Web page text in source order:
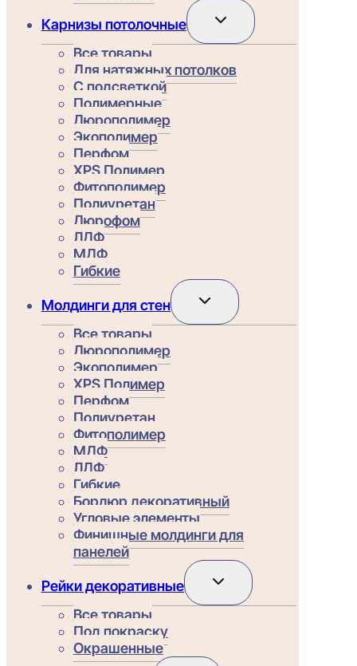
Карнизы потолочные
Переключить
дочернее
меню
Все товары
Для натяжных потолков
С подсветкой
Полимерные
Дюрополимер
Экополимер
Перфом
XPS Полимер
Фитополимер
Полиуретан
Дюрофом
ЛДФ
МДФ
Гибкие
Молдинги для стен
Переключить
дочернее
меню
Все товары
Дюрополимер
Экополимер
XPS Полимер
Перфом
Полиуретан
Фитополимер
МДФ
ЛДФ
Гибкие
Бордюр декоративный
Угловые элементы
Финишные молдинги для
панелей
Рейки декоративные
Переключить
дочернее
меню
Все товары
Под покраску
Окрашенные